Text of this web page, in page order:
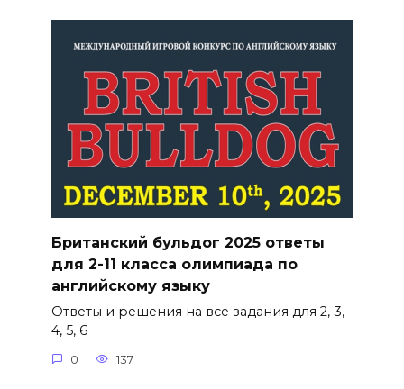
Британский бульдог 2025 ответы
для 2-11 класса олимпиада по
английскому языку
Ответы и решения на все задания для 2, 3,
4, 5, 6
0 137